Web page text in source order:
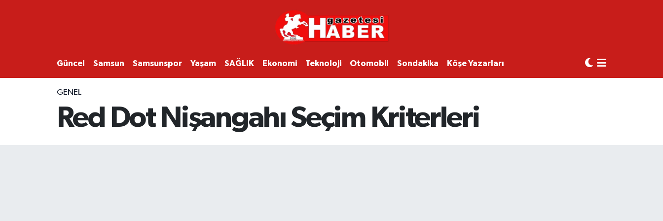
Güncel Samsun Samsunspor Yaşam SAĞLIK Ekonomi Teknoloji Otomobil Sondakika Köşe Yazarları
GENEL
Red Dot Nişangahı Seçim Kriterleri
SAMSUN
SAMSUNSPOR
EKONOMİ